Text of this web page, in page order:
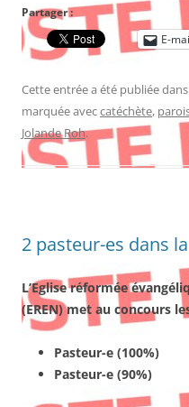
Partager :
E-
Cette entrée a été publiée dans
marquée aveccatéchète,
Jolande Roh.
2 pasteur-es dans
L’Eglise réformée
(EREN) met au concours
Pasteur-e (100%)
Pasteur-e (90%)